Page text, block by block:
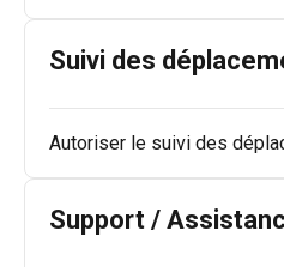
Suivi des
Autoriser le suivi des
Support /